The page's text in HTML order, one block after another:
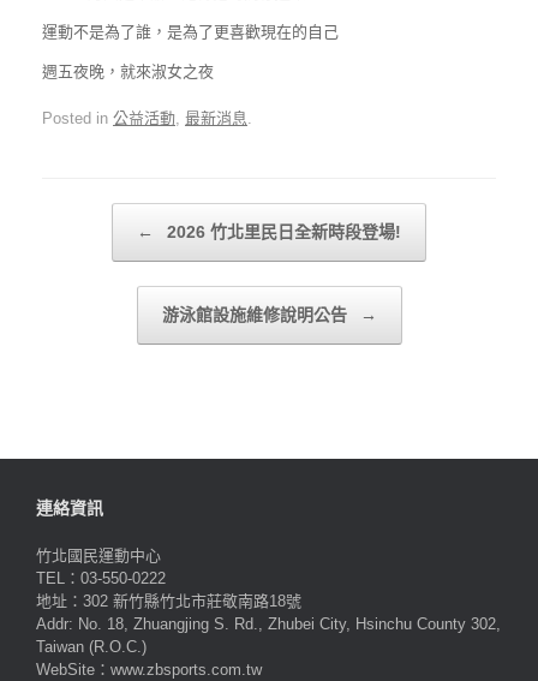
運動不是為了誰，是為了更喜歡現在的自己
週五夜晚，就來淑女之夜
Posted in 公益活動, 最新消息.
← 2026 竹北里民日全新時段登場!
游泳館設施維修說明公告 →
連絡資訊
竹北國民運動中心
TEL：03-550-0222
地址：302 新竹縣竹北市莊敬南路18號
Addr: No. 18, Zhuangjing S. Rd., Zhubei City, Hsinchu County 302,
Taiwan (R.O.C.)
WebSite：www.zbsports.com.tw